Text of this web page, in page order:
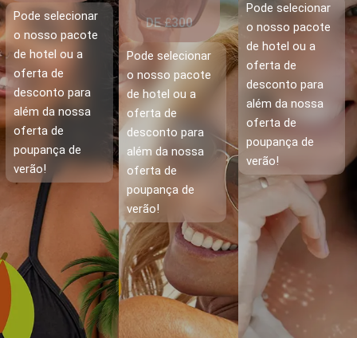
Pode selecionar
o nosso pacote
de hotel ou a
oferta de
desconto para
além da nossa
oferta de
poupança de
verão!
DE £300
Pode selecionar
o nosso pacote
de hotel ou a
oferta de
desconto para
além da nossa
oferta de
poupança de
verão!
Pode selecionar
o nosso pacote
de hotel ou a
oferta de
desconto para
além da nossa
oferta de
poupança de
verão!